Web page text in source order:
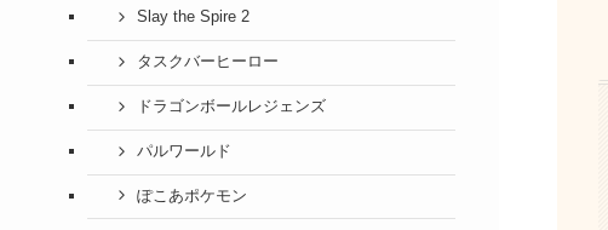
Slay the Spire 2
タスクバーヒーロー
ドラゴンボールレジェンズ
パルワールド
ぽこあポケモン